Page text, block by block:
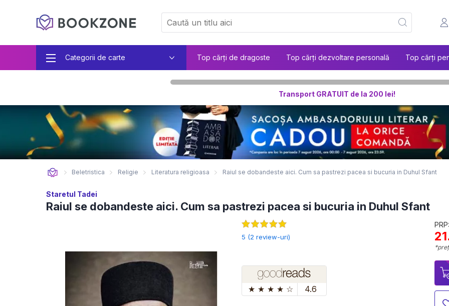
Categorii de carte Top cărți de dragoste Top cărți dezvoltare personală Top cărți
Transport GRATUIT de la 200 lei!
Beletristica Religie Literatura religioasa Raiul se dobandeste aici. Cum sa pastrezi pacea si bucuria in Duhul Sfant
Staretul Tadei
Raiul se dobandeste aici. Cum sa pastrezi pacea si bucuria in Duhul Sfant
5 (2 review-uri)
★ ★ ★ ★ ☆ 4.6